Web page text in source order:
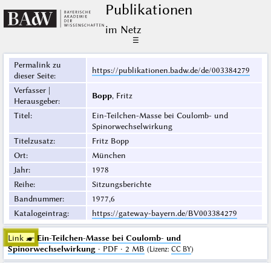
Publikationen
im Netz
☰
Permalink zu
dieser Seite:
https://publikationen.badw.de/de/003384279
Verfasser |
Herausgeber:
Bopp, Fritz
Titel:
Ein-Teilchen-Masse bei Coulomb- und
Spinorwechselwirkung
Titelzusatz:
Fritz Bopp
Ort:
München
Jahr:
1978
Reihe:
Sitzungsberichte
Bandnummer:
1977,6
Katalogeintrag: https://gateway-bayern.de/BV003384279
Link ☛ Ein-Teilchen-Masse bei Coulomb- und
Spinorwechselwirkung· PDF · 2 MB (Lizenz: CC BY)